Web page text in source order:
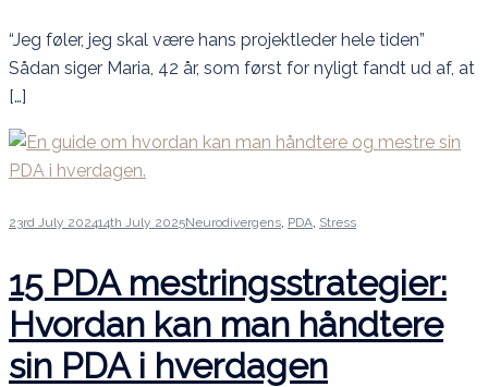
“Jeg føler, jeg skal være hans projektleder hele tiden”
Sådan siger Maria, 42 år, som først for nyligt fandt ud af, at
[…]
23rd July 202414th July 2025Neurodivergens, PDA, Stress
15 PDA mestringsstrategier:
Hvordan kan man håndtere
sin PDA i hverdagen